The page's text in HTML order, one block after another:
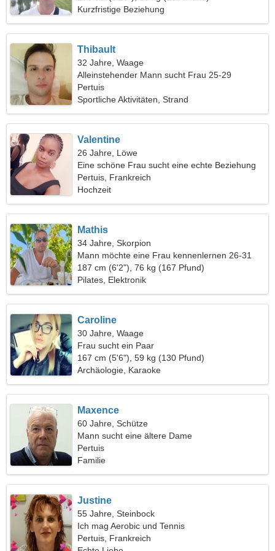
Kurzfristige Beziehung
Thibault
32 Jahre, Waage
Alleinstehender Mann sucht Frau 25-29
Pertuis
Sportliche Aktivitäten, Strand
Valentine
26 Jahre, Löwe
Eine schöne Frau sucht eine echte Beziehung
Pertuis, Frankreich
Hochzeit
Mathis
34 Jahre, Skorpion
Mann möchte eine Frau kennenlernen 26-31
187 cm (6'2"), 76 kg (167 Pfund)
Pilates, Elektronik
Caroline
30 Jahre, Waage
Frau sucht ein Paar
167 cm (5'6"), 59 kg (130 Pfund)
Archäologie, Karaoke
Maxence
60 Jahre, Schütze
Mann sucht eine ältere Dame
Pertuis
Familie
Justine
55 Jahre, Steinbock
Ich mag Aerobic und Tennis
Pertuis, Frankreich